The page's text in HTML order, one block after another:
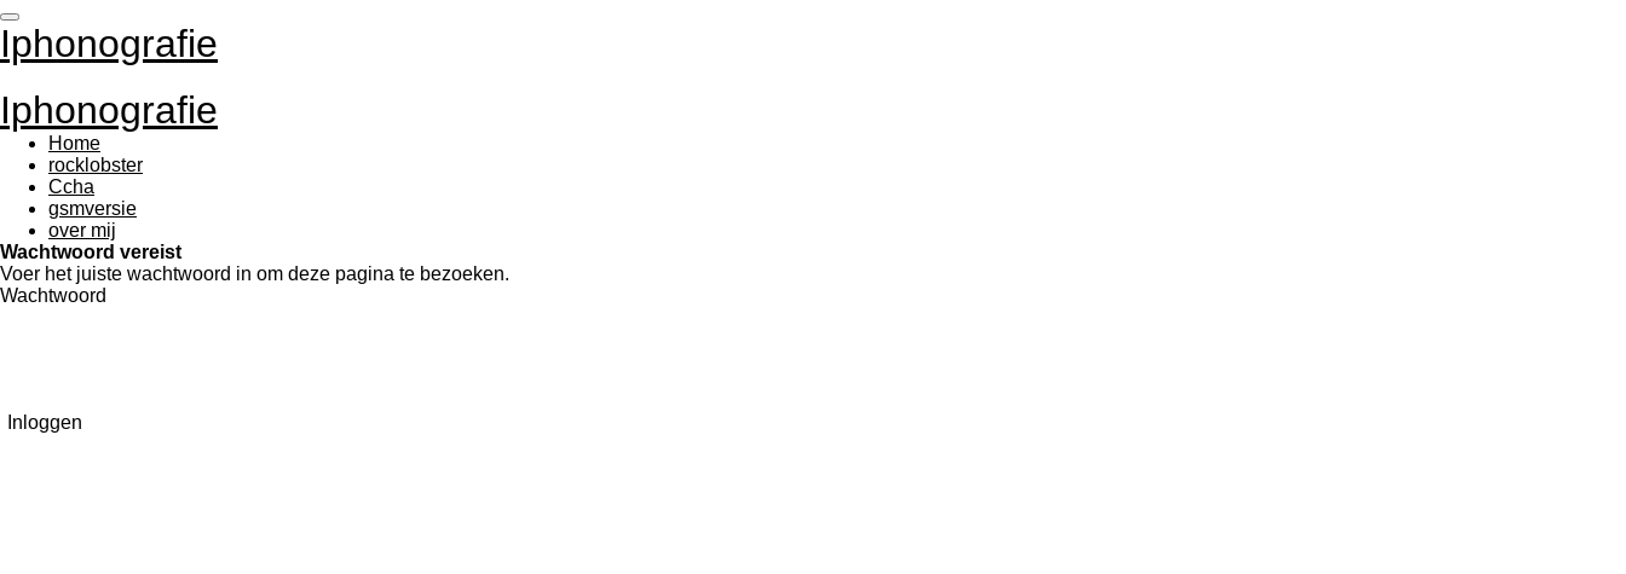
Ga
direct
naar
hoofdinhoud
Iphonografie
Iphonografie
Home
rocklobster
Ccha
gsmversie
over mij
Wachtwoord vereist
Voer het juiste wachtwoord in om deze pagina te bezoeken.
Wachtwoord
Inloggen